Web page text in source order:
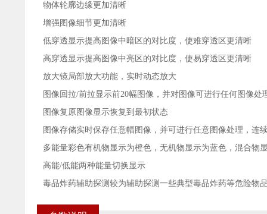
物体轮廓边缘更加清晰
增强图像细节更加清晰
低穿透显示提高图像中暗区的对比度，使难穿透区更清晰
高穿透显示提高图像中亮区的对比度，使易穿透区更清晰
放大镜局部放大功能，实时动态放大
图像回拉/前拉显示前20幅图像，并对图像可进行任何图像处
图像复原图像显示恢复到最初状态
图像存储实时保存任意幅图像，并可进行任意图像处理，连
多能量彩色有机物显示为橙色，无机物显示为蓝色，混合物
高能/低能两种能量切换显示
毒品炸药辅助探测较为辅助探测一些典型毒品炸药等危险物